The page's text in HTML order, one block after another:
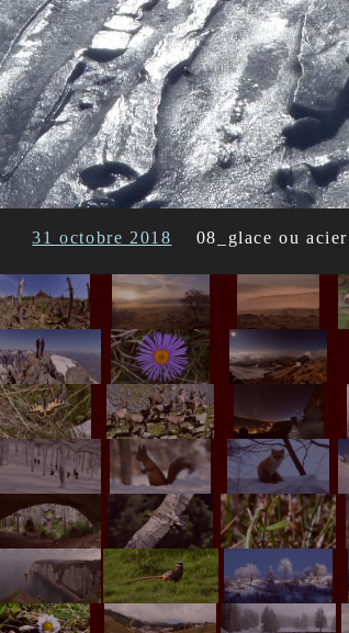
31 octobre 2018 08_glace ou acier